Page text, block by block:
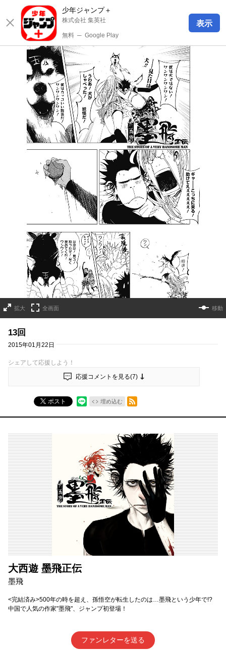
少年ジャンプ＋
株式会社 集英社
無料 ─ Google Play
表示
拡大 全画面 移動
13回
2015年01月22日
シェアして応援しよう！
応援コメントを見る(7)
ポスト 埋め込む
RSSフィード
大西遊 墨飛正伝
墨飛
<完結済み>500年の時を超え、孫悟空が転生したのは…墨飛という少年で!?
中国で人気の作家"墨飛"、ジャンプ初登場！
ファンレターを送る